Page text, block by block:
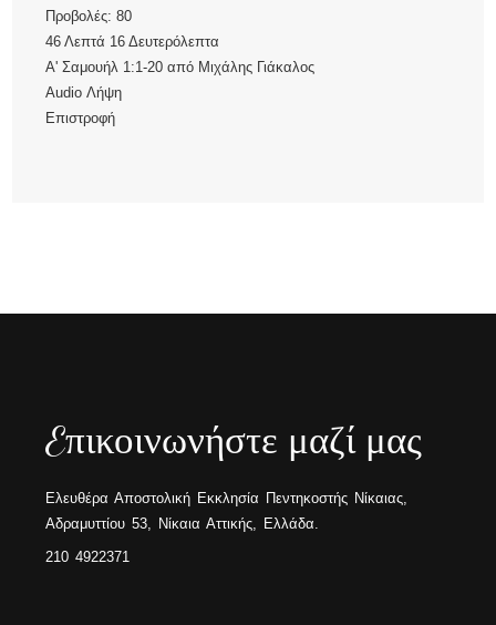
Προβολές:80
46 Λεπτά 16 Δευτερόλεπτα
Α' Σαμουήλ 1:1-20 από Μιχάλης Γιάκαλος
Audio Λήψη
Επιστροφή
Eπικοινωνήστε μαζί μας
Ελευθέρα Αποστολική Εκκλησία Πεντηκοστής Νίκαιας,
Αδραμυττίου 53, Νίκαια Αττικής, Ελλάδα.
210 4922371